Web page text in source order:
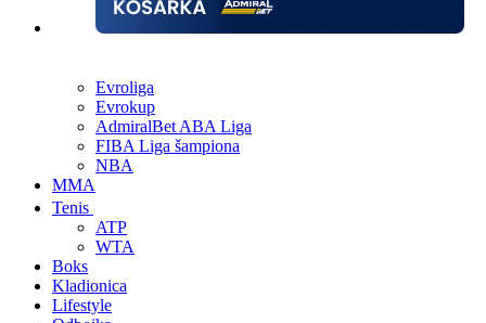
Evroliga
Evrokup
AdmiralBet ABA Liga
FIBA Liga šampiona
NBA
MMA
Tenis
ATP
WTA
Boks
Kladionica
Lifestyle